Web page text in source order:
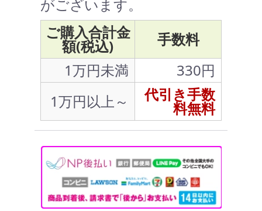
がございます。
ご購入合計金
額(税込)
手数料
1万円未満
330円
1万円以上～
代引き手数
料無料